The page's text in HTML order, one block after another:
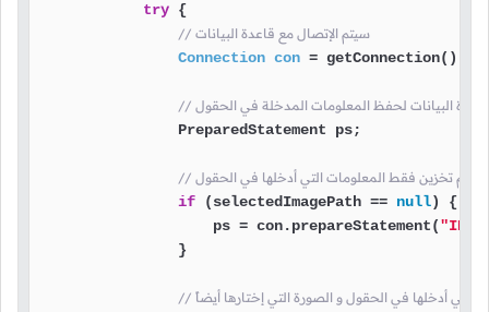
try {
// سيتم الإتصال مع قاعدة البيانات
Connection con = getConnection();
ثاعدة البيانات لحفظ المعلومات المدخلة في الحقول
                PreparedStatement ps;
سيتم تخزين فقط المعلومات التي أدخلها في الحقول
if (selectedImagePath == null) {
                    ps = con.prepareStatement(
                }
التي أدخلها في الحقول و الصورة التي إختارها أيضاً